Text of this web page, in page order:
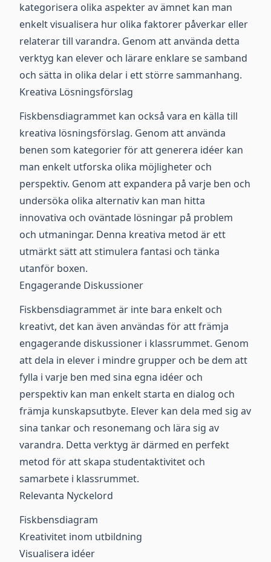
kategorisera olika aspekter av ämnet kan man
enkelt visualisera hur olika faktorer påverkar eller
relaterar till varandra. Genom att använda detta
verktyg kan elever och lärare enklare se samband
och sätta in olika delar i ett större sammanhang.
Kreativa Lösningsförslag
Fiskbensdiagrammet kan också vara en källa till
kreativa lösningsförslag. Genom att använda
benen som kategorier för att generera idéer kan
man enkelt utforska olika möjligheter och
perspektiv. Genom att expandera på varje ben och
undersöka olika alternativ kan man hitta
innovativa och oväntade lösningar på problem
och utmaningar. Denna kreativa metod är ett
utmärkt sätt att stimulera fantasi och tänka
utanför boxen.
Engagerande Diskussioner
Fiskbensdiagrammet är inte bara enkelt och
kreativt, det kan även användas för att främja
engagerande diskussioner i klassrummet. Genom
att dela in elever i mindre grupper och be dem att
fylla i varje ben med sina egna idéer och
perspektiv kan man enkelt starta en dialog och
främja kunskapsutbyte. Elever kan dela med sig av
sina tankar och resonemang och lära sig av
varandra. Detta verktyg är därmed en perfekt
metod för att skapa studentaktivitet och
samarbete i klassrummet.
Relevanta Nyckelord
Fiskbensdiagram
Kreativitet inom utbildning
Visualisera idéer